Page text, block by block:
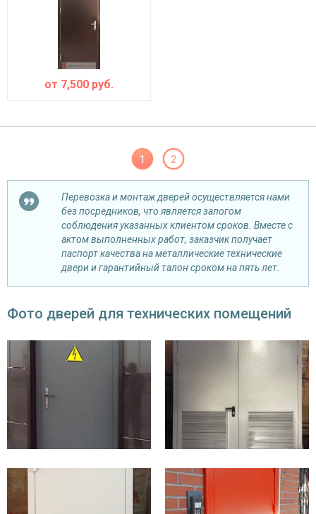
от 7,500 руб.
1 2
Перевозка и монтаж дверей осуществляется нами
без посредников, что является залогом
соблюдения указанных клиентом сроков. Вместе с
актом выполненных работ, заказчик получает
паспорт качества на металлические технические
двери и гарантийный талон сроком на пять лет.
Фото дверей для технических помещений